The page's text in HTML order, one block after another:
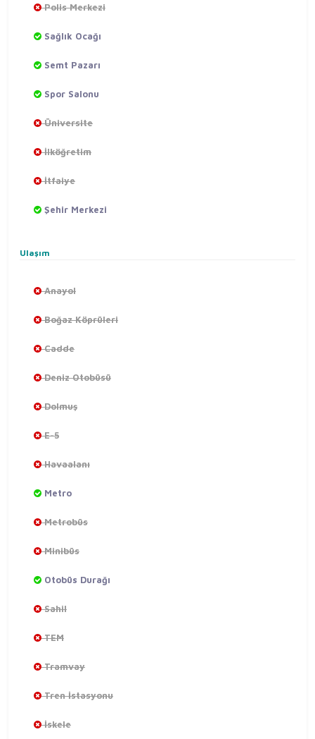
Polis Merkezi
Sağlık Ocağı
Semt Pazarı
Spor Salonu
Üniversite
İlköğretim
İtfaiye
Şehir Merkezi
Ulaşım
Anayol
Boğaz Köprüleri
Cadde
Deniz Otobüsü
Dolmuş
E-5
Havaalanı
Metro
Metrobüs
Minibüs
Otobüs Durağı
Sahil
TEM
Tramvay
Tren İstasyonu
İskele